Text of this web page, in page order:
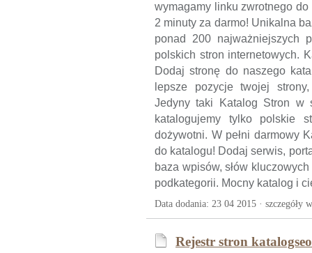
wymagamy linku zwrotnego
2 minuty za darmo! Unikalna
ponad 200 najważniejszych
polskich stron internetowych.
Dodaj stronę do naszego
lepsze pozycje twojej
Jedyny taki Katalog Stron w
katalogujemy tylko polskie
dożywotni. W pełni darmowy
do katalogu! Dodaj serwis,
baza wpisów, słów
podkategorii. Mocny katalog i
Data dodania: 23 04 2015 · szczegóły
Rejestr stron